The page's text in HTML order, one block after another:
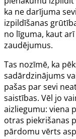
ka ne darījuma
izpildīšanas
no līguma, kaut
zaudējumus.
Tas nozīmē, ka
sadārdzinājums
pašas par sevi
saistības. Vēl jo
aizliegumu: viena
otras piekrišanas
pārdomu vērts